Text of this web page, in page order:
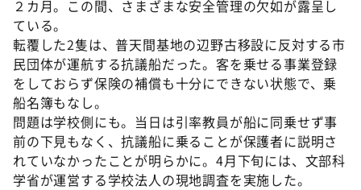
ポツンと一軒家
ザキ山小屋本館
ぺこぱのまるスポ
アナ回覧板
２カ月。この間、さまざまな安全管理の欠如が露呈し
ている。
転覆した2隻は、普天間基地の辺野古移設に反対する市
民団体が運航する抗議船だった。客を乗せる事業登録
をしておらず保険の補償も十分にできない状態で、乗
船名簿もなし。
問題は学校側にも。当日は引率教員が船に同乗せず事
前の下見もなく、抗議船に乗ることが保護者に説明さ
れていなかったことが明らかに。4月下旬には、文部科
学省が運営する学校法人の現地調査を実施した。